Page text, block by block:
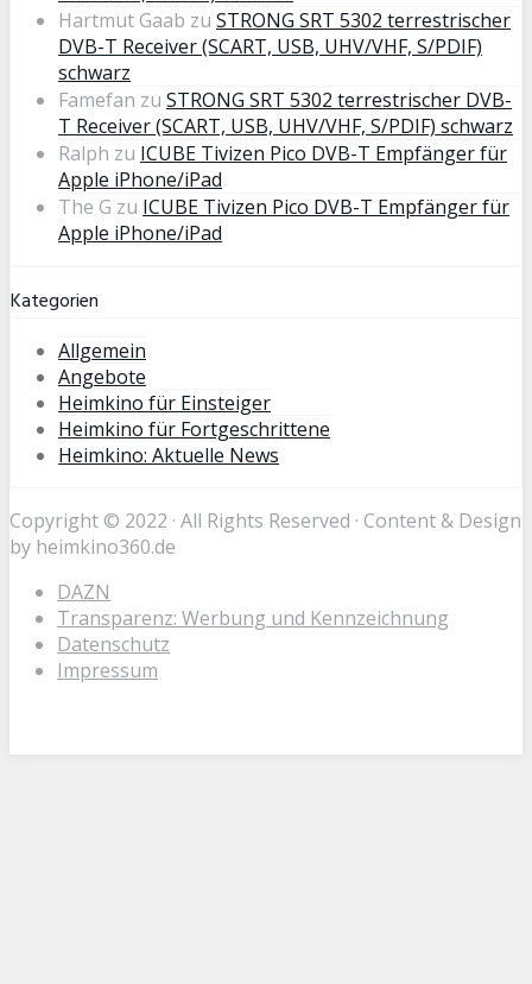
Hartmut Gaab zu STRONG SRT 5302 terrestrischer
DVB-T Receiver (SCART, USB, UHV/VHF, S/PDIF)
schwarz
Famefan zu STRONG SRT 5302 terrestrischer DVB-
T Receiver (SCART, USB, UHV/VHF, S/PDIF) schwarz
Ralph zu ICUBE Tivizen Pico DVB-T Empfänger für
Apple iPhone/iPad
The G zu ICUBE Tivizen Pico DVB-T Empfänger für
Apple iPhone/iPad
Kategorien
Allgemein
Angebote
Heimkino für Einsteiger
Heimkino für Fortgeschrittene
Heimkino: Aktuelle News
Copyright © 2022 · All Rights Reserved · Content & Design
by heimkino360.de
DAZN
Transparenz: Werbung und Kennzeichnung
Datenschutz
Impressum